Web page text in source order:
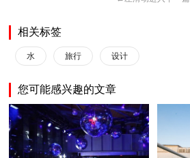
相关标签
水 旅行 设计
您可能感兴趣的文章